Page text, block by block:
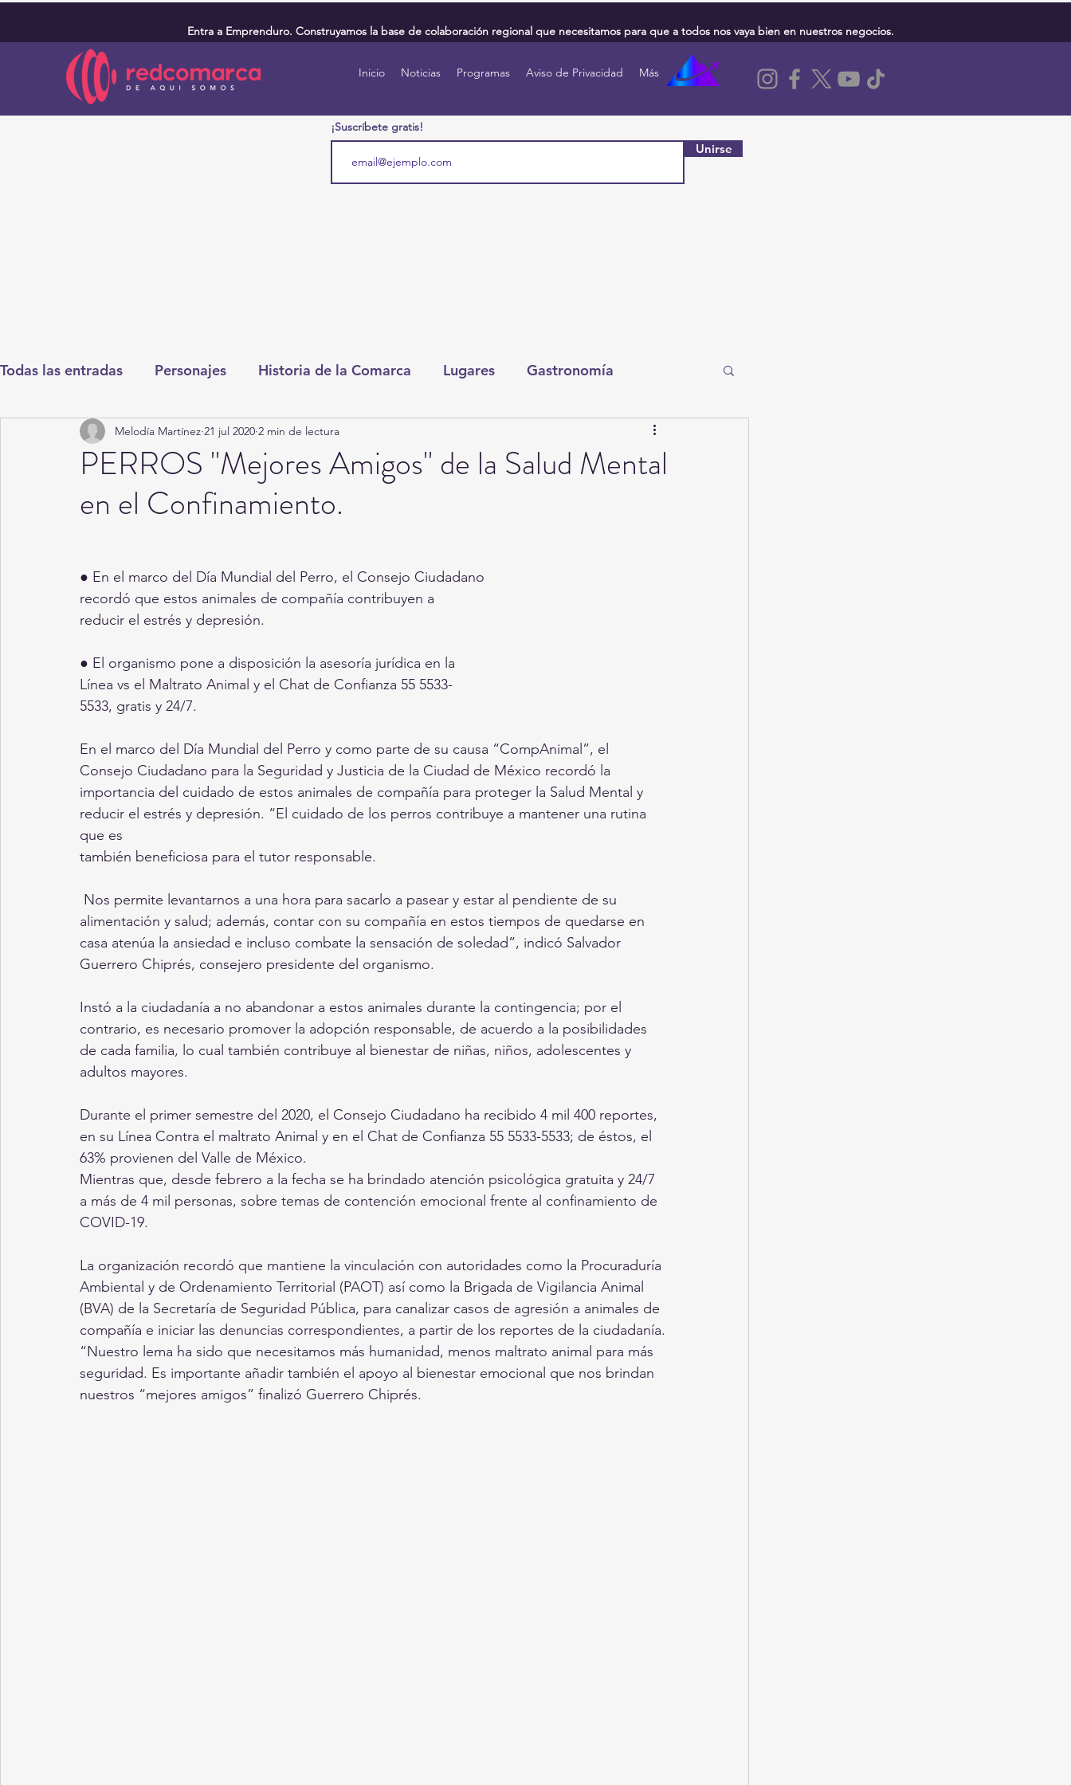
Entra a Emprenduro. Construyamos la base de colaboración regional que necesitamos para que a todos nos vaya bien en nuestros negocios.
Inicio Noticias Programas Aviso de Privacidad Más
¡Suscríbete gratis!
Unirse
Todas las entradas Personajes Historia de la Comarca Lugares Gastronomía
Deportes Salud Entretenimiento Cultura y Espectáculos Torreón
Round Cero Columnistas CDMX Nacionales
Durango Titulares en Inicio
Santa Aurelia de los Vientos San Pedro
PERROS "Mejores Amigos" de la Salud Mental
en el Confinamiento.
Melodía Martínez 21 jul 2020 2 min de lectura
● En el marco del Día Mundial del Perro, el Consejo Ciudadano
recordó que estos animales de compañía contribuyen a
reducir el estrés y depresión.
● El organismo pone a disposición la asesoría jurídica en la
Línea vs el Maltrato Animal y el Chat de Confianza 55 5533-
5533, gratis y 24/7.
En el marco del Día Mundial del Perro y como parte de su causa “CompAnimal”, el
Consejo Ciudadano para la Seguridad y Justicia de la Ciudad de México recordó la
importancia del cuidado de estos animales de compañía para proteger la Salud Mental y
reducir el estrés y depresión. “El cuidado de los perros contribuye a mantener una rutina
que es
también beneficiosa para el tutor responsable.
alimentación y salud; además, contar con su compañía en estos tiempos de quedarse en
casa atenúa la ansiedad e incluso combate la sensación de soledad”, indicó Salvador
Guerrero Chiprés, consejero presidente del organismo.
Instó a la ciudadanía a no abandonar a estos animales durante la contingencia; por el
contrario, es necesario promover la adopción responsable, de acuerdo a la posibilidades
de cada familia, lo cual también contribuye al bienestar de niñas, niños, adolescentes y
adultos mayores.
Durante el primer semestre del 2020, el Consejo Ciudadano ha recibido 4 mil 400 reportes,
en su Línea Contra el maltrato Animal y en el Chat de Confianza 55 5533-5533; de éstos, el
63% provienen del Valle de México.
Mientras que, desde febrero a la fecha se ha brindado atención psicológica gratuita y 24/7
a más de 4 mil personas, sobre temas de contención emocional frente al confinamiento de
COVID-19.
La organización recordó que mantiene la vinculación con autoridades como la Procuraduría
Ambiental y de Ordenamiento Territorial (PAOT) así como la Brigada de Vigilancia Animal
(BVA) de la Secretaría de Seguridad Pública, para canalizar casos de agresión a animales de
compañía e iniciar las denuncias correspondientes, a partir de los reportes de la ciudadanía.
“Nuestro lema ha sido que necesitamos más humanidad, menos maltrato animal para más
seguridad. Es importante añadir también el apoyo al bienestar emocional que nos brindan
nuestros “mejores amigos” finalizó Guerrero Chiprés.